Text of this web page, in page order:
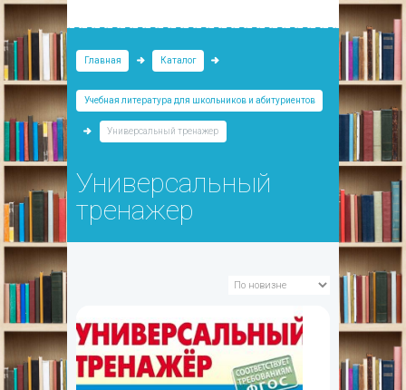
Главная Каталог
Учебная литература для школьников и абитуриентов
Универсальный тренажер
Универсальный
тренажер